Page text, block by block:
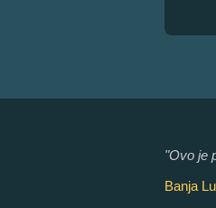
"Ovo je
Banja